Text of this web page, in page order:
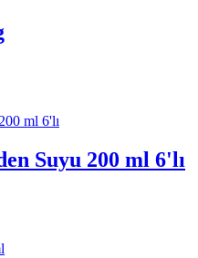
Suyu 200 ml 6'lı